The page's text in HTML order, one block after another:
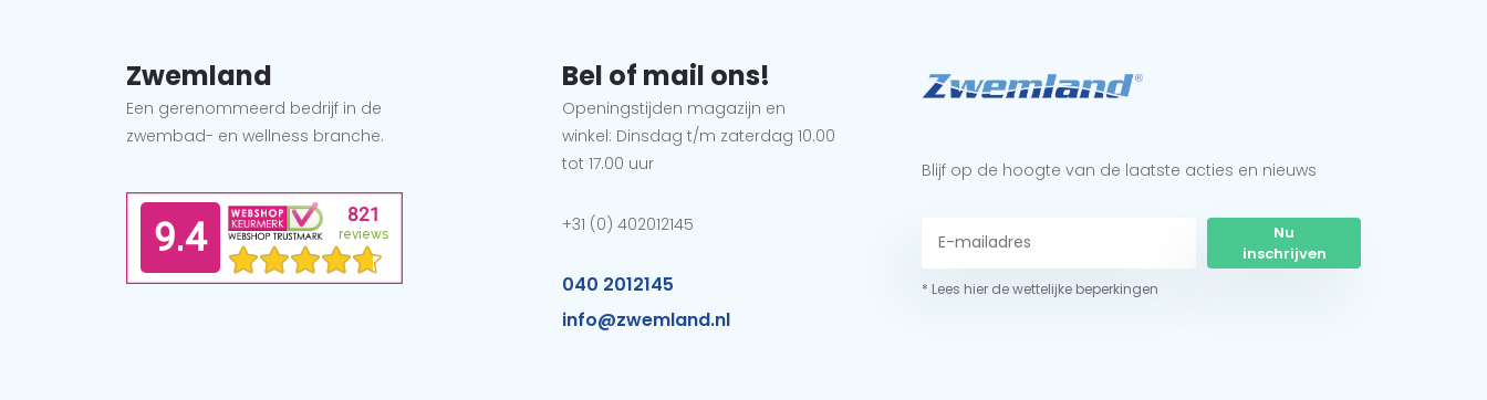
Zwemland
Een gerenommeerd bedrijf in de
zwembad- en wellness branche.
Bel of mail ons!
Openingstijden magazijn en
winkel: Dinsdag t/m zaterdag 10.00
tot 17.00 uur
+31 (0) 402012145
040 2012145
info@zwemland.nl
Blijf op de hoogte van de laatste acties en nieuws
Nu
inschrijven
* Lees hier de wettelijke beperkingen